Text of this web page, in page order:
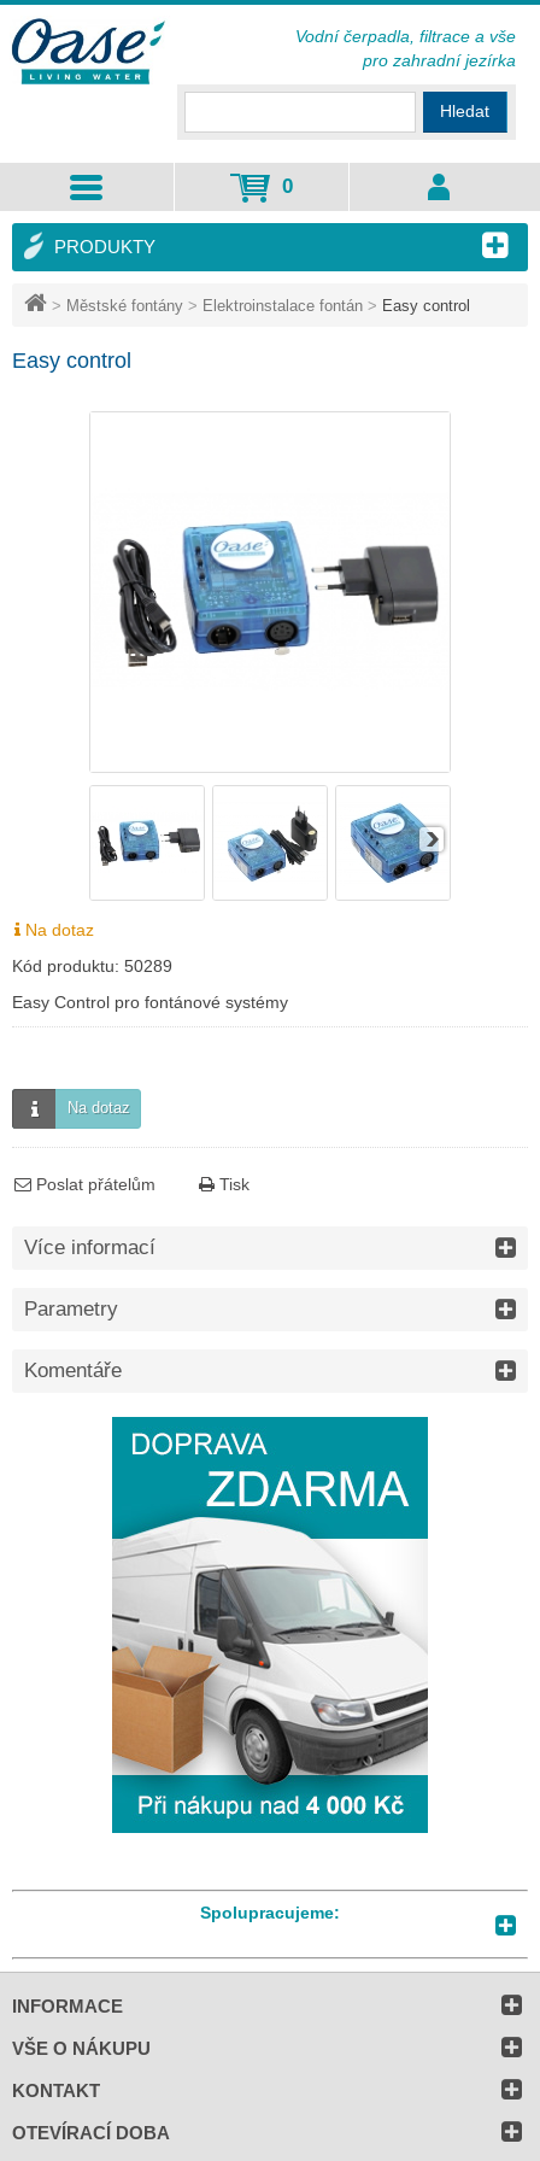
> Městské fontány > Elektroinstalace fontán > Easy control
Easy control
Na dotaz
Kód produktu: 50289
Easy Control pro fontánové systémy
Na dotaz
Poslat přátelům Tisk
Více informací
Parametry
Komentáře
PRODUKTY
Spolupracujeme:
Hledat
0
Vodní čerpadla, filtrace a vše
pro zahradní jezírka
INFORMACE
VŠE O NÁKUPU
KONTAKT
OTEVÍRACÍ DOBA